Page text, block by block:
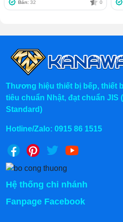
Bán: 32 0
Thương hiệu thiết bị bếp, thiết
tiêu chuẩn Nhật, đạt chuẩn JIS
Standard)
Hotline/Zalo: 0915 86 1515
Hệ thống chi nhánh
Fanpage Facebook